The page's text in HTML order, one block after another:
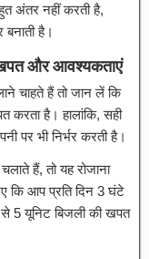
अंतर नहीं करती है,
है।
और आवश्यकताएं
चाहते हैं तो जान लें कि
करता है। हालांकि, सही
भी निर्भर करती है।
हैं, तो यह रोजाना
कि आप प्रति दिन 3 घंटे
5 यूनिट बिजली की खपत